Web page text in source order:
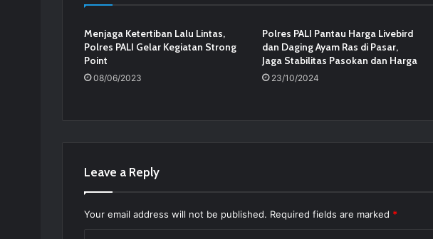
Menjaga Ketertiban Lalu Lintas,
Polres PALI Gelar Kegiatan Strong
Point
08/06/2023
Polres PALI Pantau Harga Livebird
dan Daging Ayam Ras di Pasar,
Jaga Stabilitas Pasokan dan Harga
23/10/2024
Leave a Reply
Your email address will not be published. Required fields are marked *